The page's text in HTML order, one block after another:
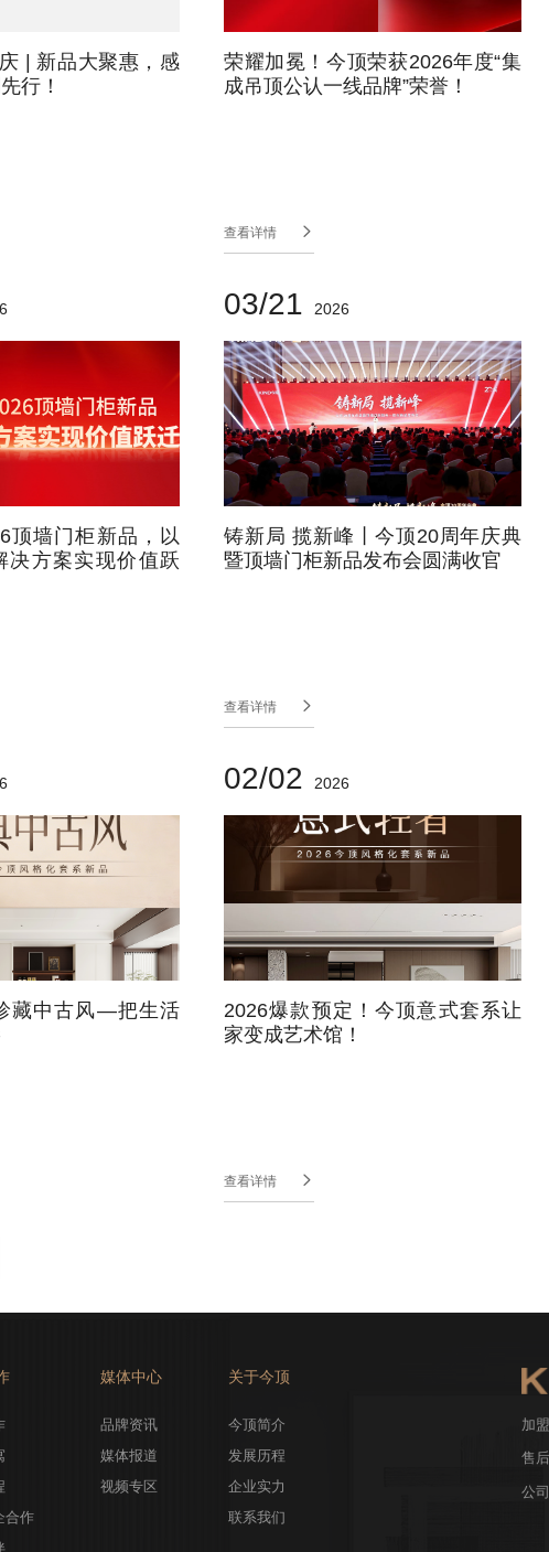
| 新品大聚惠，感
行！
荣耀加冕！今顶荣获2026年度“集
成吊顶公认一线品牌”荣誉！
查看详情 
顶墙门柜新品，以
决方案实现价值跃
03/21 2026
铸新局 揽新峰丨今顶20周年庆典
暨顶墙门柜新品发布会圆满收官
查看详情 
藏中古风—把生活
02/02 2026
2026爆款预定！今顶意式套系让
家变成艺术馆！
查看详情 
合作
媒体中心
品牌资讯
媒体报道
视频专区
关于今顶
今顶简介
发展历程
企业实力
联系我们
加
售
公